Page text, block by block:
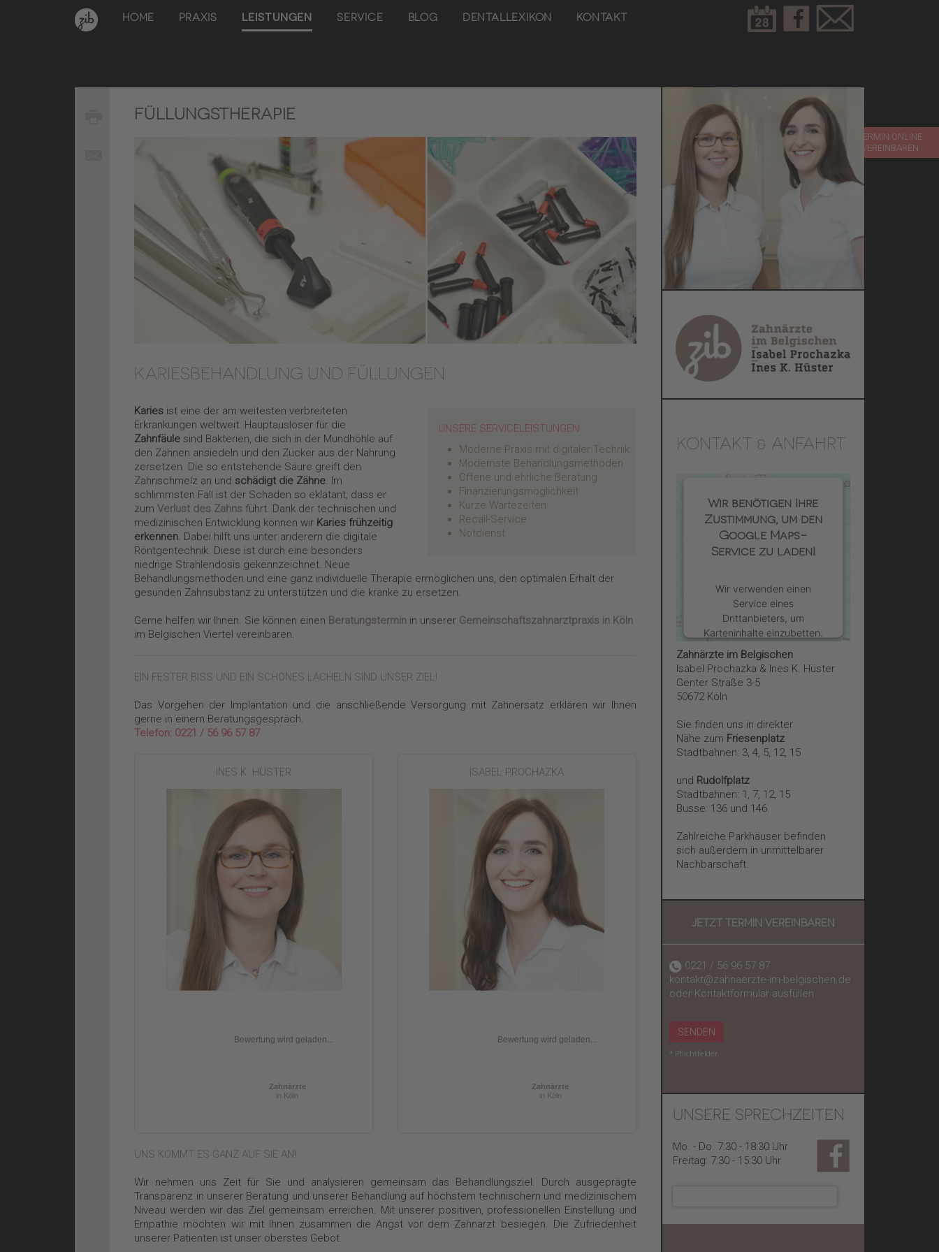
TERMIN ONLINE
VEREINBAREN
HOME PRAXIS LEISTUNGEN SERVICE BLOG DENTALLEXIKON KONTAKT
FÜLLUNGSTHERAPIE
KARIESBEHANDLUNG UND FÜLLUNGEN
UNSERE SERVICELEISTUNGEN
Moderne Praxis mit digitaler Technik
Modernste Behandlungsmethoden
Offene und ehrliche Beratung
Finanzierungsmöglichkeit
Kurze Wartezeiten
Recall-Service
Notdienst
Karies ist eine der am weitesten verbreiteten
Erkrankungen weltweit. Hauptauslöser für die
Zahnfäule sind Bakterien, die sich in der Mundhöhle auf
den Zähnen ansiedeln und den Zucker aus der Nahrung
zersetzen. Die so entstehende Säure greift den
Zahnschmelz an undschädigt die Zähne. Im
schlimmsten Fall ist der Schaden so eklatant, dass er
zum Verlust des Zahns führt. Dank der technischen und
medizinischen Entwicklung können wir Karies frühzeitig
erkennen. Dabei hilft uns unter anderem die digitale
Röntgentechnik. Diese ist durch eine besonders
niedrige Strahlendosis gekennzeichnet. Neue
Behandlungsmethoden und eine ganz individuelle Therapie ermöglichen uns, den optimalen Erhalt der
gesunden Zahnsubstanz zu unterstützen und die kranke zu ersetzen.
Gerne helfen wir Ihnen. Sie können einen Beratungstermin in unserer Gemeinschaftszahnarztpraxis in Köln
im Belgischen Viertel vereinbaren.
EIN FESTER BISS UND EIN SCHÖNES LÄCHELN SIND UNSER ZIEL!
Das Vorgehen der Implantation und die anschließende Versorgung mit Zahnersatz erklären wir Ihnen
gerne in einem Beratungsgespräch.
Telefon: 0221 / 56 96 57 87
INES K. HÜSTER
Bewertung wird geladen...
Zahnärzte
in Köln
ISABEL PROCHAZKA
Bewertung wird geladen...
Zahnärzte
in Köln
UNS KOMMT ES GANZ AUF SIE AN!
Wir nehmen uns Zeit für Sie und analysieren gemeinsam das Behandlungsziel. Durch ausgeprägte
Transparenz in unserer Beratung und unserer Behandlung auf höchstem technischem und medizinischem
Niveau werden wir das Ziel gemeinsam erreichen. Mit unserer positiven, professionellen Einstellung und
Empathie möchten wir mit Ihnen zusammen die Angst vor dem Zahnarzt besiegen. Die Zufriedenheit
unserer Patienten ist unser oberstes Gebot.
KONTAKT & ANFAHRT
Wir benötigen Ihre
Zustimmung, um den
Google Maps-
Service zu laden!
Wir verwenden einen
Service eines
Drittanbieters, um
Karteninhalte einzubetten.
Dieser Service kann Daten
zu Ihren Aktivitäten
sammeln. Bitte lesen Sie
die Details durch und
des Service zu, um diese
Karte anzuzeigen.
Mehr Informationen
Akzeptieren
powered byUsercentrics
Consent Management
Platform
Zahnärzte im Belgischen
Isabel Prochazka & Ines K. Hüster
Genter Straße 3-5
50672 Köln
Sie finden uns in direkter
Nähe zum Friesenplatz
Stadtbahnen: 3, 4, 5, 12, 15
und Rudolfplatz
Stadtbahnen: 1, 7, 12, 15
Busse: 136 und 146.
Zahlreiche Parkhäuser befinden
sich außerdem in unmittelbarer
Nachbarschaft.
JETZT TERMIN VEREINBAREN
0221 / 56 96 57 87
kontakt@zahnaerzte-im-belgischen.de
oder Kontaktformular ausfüllen
SENDEN
* Pflichtfelder.
UNSERE SPRECHZEITEN
Mo. - Do. 7:30 - 18:30 Uhr
Freitag: 7:30 - 15:30 Uhr